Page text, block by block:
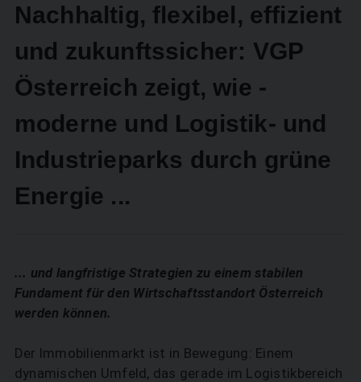
Nachhaltig, flexibel, effizient
und zukunftssicher: VGP
Österreich zeigt, wie ­
moderne und Logistik- und
Industrieparks durch grüne
Energie ...
... und langfristige Strategien zu einem stabilen
Fundament für den Wirtschaftsstandort Österreich
werden können.
Der Immobilienmarkt ist in Bewegung: Einem
dynamischen Umfeld, das gerade im Logistikbereich